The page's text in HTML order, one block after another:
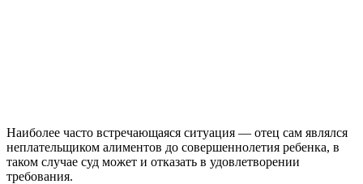
Наиболее часто встречающаяся ситуация — отец сам являлся
неплательщиком алиментов до совершеннолетия ребенка, в
таком случае суд может и отказать в удовлетворении
требования.